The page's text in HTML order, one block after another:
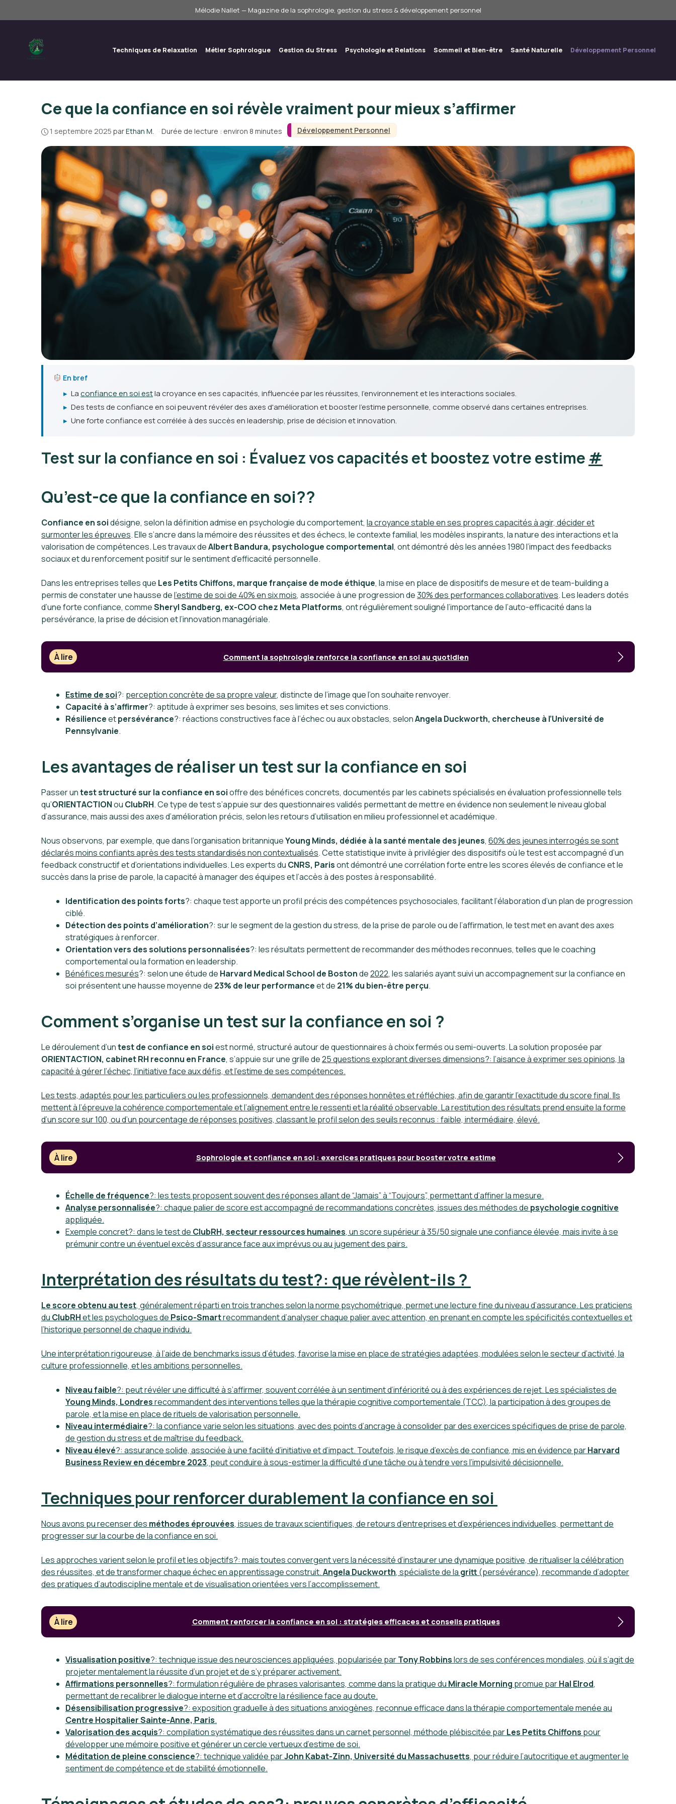
au
Mélodie Nallet — Magazine de la sophrologie, gestion du stress & développement personnel
Techniques de Relaxation Métier Sophrologue Gestion du Stress Psychologie et Relations Sommeil et Bien-être Santé Naturelle Développement Personnel
Développement Personnel
Ce que la confiance en soi révèle vraiment pour mieux s’affirmer
1 septembre 2025 parEthan M. · Durée de lecture : environ 8 minutes
En bref
▸ Laconfiance en soi estla croyance en ses capacités, influencée par les réussites, l'environnement et les interactions sociales.
▸ Des tests de confiance en soi peuvent révéler des axes d'amélioration et booster l'estime personnelle, comme observé dans certaines entreprises.
▸ Une forte confiance est corrélée à des succès en leadership, prise de décision et innovation.
Test sur la confiance en soi : Évaluez vos capacités et boostez votre estime #
Qu’est-ce que la confiance en soi??
Confiance en soidésigne, selon la définition admise en psychologie du comportement, la croyance stable en ses propres capacités à agir, décider et
surmonter les épreuves. Elle s’ancre dans la mémoire des réussites et des échecs, le contexte familial, les modèles inspirants, la nature des interactions et la
valorisation de compétences. Les travaux deAlbert Bandura, psychologue comportemental, ont démontré dès les années 1980 l’impact des feedbacks
sociaux et du renforcement positif sur le sentiment d’efficacité personnelle.
Dans les entreprises telles que Les Petits Chiffons, marque française de mode éthique, la mise en place de dispositifs de mesure et de team-building a
permis de constater une hausse del’estime de soi de 40% en six mois, associée à une progression de30% des performances collaboratives. Les leaders dotés
d’une forte confiance, commeSheryl Sandberg, ex-COO chez Meta Platforms, ont régulièrement souligné l’importance de l’auto-efficacité dans la
persévérance, la prise de décision et l’innovation managériale.
À lire Comment la sophrologie renforce la confiance en soi au quotidien
Estime de soi?: perception concrète de sa propre valeur, distincte de l’image que l’on souhaite renvoyer.
Capacité à s’affirmer?: aptitude à exprimer ses besoins, ses limites et ses convictions.
Résilienceetpersévérance?: réactions constructives face à l’échec ou aux obstacles, selonAngela Duckworth, chercheuse à l’Université de
Pennsylvanie.
Les avantages de réaliser un test sur la confiance en soi
Passer untest structuré sur la confiance en soioffre des bénéfices concrets, documentés par les cabinets spécialisés en évaluation professionnelle tels
qu’ORIENTACTIONou ClubRH. Ce type de test s’appuie sur des questionnaires validés permettant de mettre en évidence non seulement le niveau global
d’assurance, mais aussi des axes d’amélioration précis, selon les retours d’utilisation en milieu professionnel et académique.
Nous observons, par exemple, que dans l’organisation britanniqueYoung Minds, dédiée à la santé mentale des jeunes, 60% des jeunes interrogés se sont
déclarés moins confiants après des tests standardisés non contextualisés. Cette statistique invite à privilégier des dispositifs où le test est accompagné d’un
feedback constructif et d’orientations individuelles. Les experts du CNRS, Parisont démontré une corrélation forte entre les scores élevés de confiance et le
succès dans la prise de parole, la capacité à manager des équipes et l’accès à des postes à responsabilité.
Identification des points forts?: chaque test apporte un profil précis des compétences psychosociales, facilitant l’élaboration d’un plan de progression
ciblé.
Détection des points d’amélioration?: sur le segment de la gestion du stress, de la prise de parole ou de l’affirmation, le test met en avant des axes
stratégiques à renforcer.
Orientation vers des solutions personnalisées?: les résultats permettent de recommander des méthodes reconnues, telles que le coaching
comportemental ou la formation en leadership.
Bénéfices mesurés?: selon une étude de Harvard Medical School de Bostonde2022, les salariés ayant suivi un accompagnement sur la confiance en
soi présentent une hausse moyenne de 23% de leur performanceet de 21% du bien-être perçu.
Comment s’organise un test sur la confiance en soi ?
Le déroulement d’untest de confiance en soiest normé, structuré autour de questionnaires à choix fermés ou semi-ouverts. La solution proposée par
ORIENTACTION, cabinet RH reconnu en France, s’appuie sur une grille de25 questions explorant diverses dimensions?: l’aisance à exprimer ses opinions, la
capacité à gérer l’échec, l’initiative face aux défis, et l’estime de ses compétences.
Les tests, adaptés pour les particuliers ou les professionnels, demandent des réponses honnêtes et réfléchies, afin de garantir l’exactitude du score final. Ils
mettent à l’épreuve la cohérence comportementale et l’alignement entre le ressenti et la réalité observable. La restitution des résultats prend ensuite la forme
d’un score sur 100, ou d’un pourcentage de réponses positives, classant le profil selon des seuils reconnus : faible, intermédiaire, élevé.
À lire Sophrologie et confiance en soi : exercices pratiques pour booster votre estime
Échelle de fréquence?: les tests proposent souvent des réponses allant de “Jamais” à “Toujours”, permettant d’affiner la mesure.
Analyse personnalisée?: chaque palier de score est accompagné de recommandations concrètes, issues des méthodes de psychologie cognitive
appliquée.
Exemple concret?: dans le test de ClubRH, secteur ressources humaines, un score supérieur à35/50signale une confiance élevée, mais invite à se
prémunir contre un éventuel excès d’assurance face aux imprévus ou au jugement des pairs.
Interprétation des résultats du test?: que révèlent-ils ?
Le score obtenu au test, généralement réparti en trois tranches selon la norme psychométrique, permet une lecture fine du niveau d’assurance. Les praticiens
du ClubRHet les psychologues de Psico-Smartrecommandent d’analyser chaque palier avec attention, en prenant en compte les spécificités contextuelles et
l’historique personnel de chaque individu.
Une interprétation rigoureuse, à l’aide de benchmarks issus d’études, favorise la mise en place de stratégies adaptées, modulées selon le secteur d’activité, la
culture professionnelle, et les ambitions personnelles.
Niveau faible?: peut révéler une difficulté à s’affirmer, souvent corrélée à unsentiment d’inférioritéou à des expériences de rejet. Les spécialistes de
Young Minds, Londresrecommandent des interventions telles que lathérapie cognitive comportementale (TCC), la participation à des groupes de
parole, et la mise en place de rituels de valorisation personnelle.
Niveau intermédiaire?: la confiance varie selon les situations, avec des points d’ancrage à consolider par des exercices spécifiques de prise de parole,
de gestion du stress et de maîtrise du feedback.
Niveau élevé?: assurance solide, associée à une facilité d’initiative et d’impact. Toutefois, le risque d’excès de confiance, mis en évidence parHarvard
Business Review en décembre 2023, peut conduire à sous-estimer la difficulté d’une tâche ou à tendre vers l’impulsivité décisionnelle.
Techniques pour renforcer durablement la confiance en soi
Nous avons pu recenser des méthodes éprouvées, issues de travaux scientifiques, de retours d’entreprises et d’expériences individuelles, permettant de
progresser sur la courbe de la confiance en soi.
Les approches varient selon le profil et les objectifs?: mais toutes convergent vers la nécessité d’instaurer une dynamique positive, de ritualiser la célébration
des réussites, et de transformer chaque échec en apprentissage construit.Angela Duckworth, spécialiste de la gritt(persévérance), recommande d’adopter
des pratiques d’autodiscipline mentale et de visualisation orientées vers l’accomplissement.
À lire Comment renforcer la confiance en soi : stratégies efficaces et conseils pratiques
Visualisation positive?: technique issue des neurosciences appliquées, popularisée parTony Robbinslors de ses conférences mondiales, où il s’agit de
projeter mentalement la réussite d’un projet et de s’y préparer activement.
Affirmations personnelles?: formulation régulière de phrases valorisantes, comme dans la pratique du Miracle Morning promue parHal Elrod,
permettant de recalibrer le dialogue interne et d’accroître la résilience face au doute.
Désensibilisation progressive?: exposition graduelle à des situations anxiogènes, reconnue efficace dans lathérapie comportementalemenée au
Centre Hospitalier Sainte-Anne, Paris.
Valorisation des acquis?: compilation systématique des réussites dans un carnet personnel, méthode plébiscitée parLes Petits Chiffons pour
développer une mémoire positive et générer un cercle vertueux d’estime de soi.
Méditation de pleine conscience?: technique validée parJohn Kabat-Zinn, Université du Massachusetts, pour réduire l’autocritique et augmenter le
sentiment de compétence et de stabilité émotionnelle.